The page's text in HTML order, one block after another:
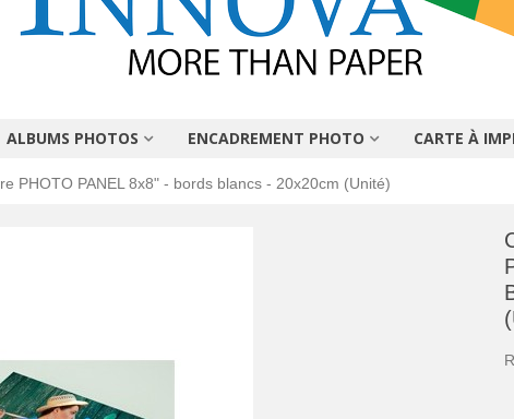
ALBUMS PHOTOS ENCADREMENT PHOTO CARTE À
PHOTO PANEL 8x8" - bords blancs - 20x20cm (Unité)